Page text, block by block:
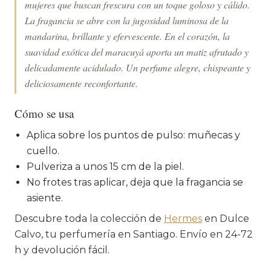
mujeres que buscan frescura con un toque goloso y cálido.
La fragancia se abre con la jugosidad luminosa de la
mandarina, brillante y efervescente. En el corazón, la
suavidad exótica del maracuyá aporta un matiz afrutado y
delicadamente acidulado. Un perfume alegre, chispeante y
deliciosamente reconfortante.
Cómo se usa
Aplica sobre los puntos de pulso: muñecas y
cuello.
Pulveriza a unos 15 cm de la piel.
No frotes tras aplicar, deja que la fragancia se
asiente.
Descubre toda la colección de Hermes en Dulce
Calvo, tu perfumería en Santiago. Envío en 24-72
h y devolución fácil.